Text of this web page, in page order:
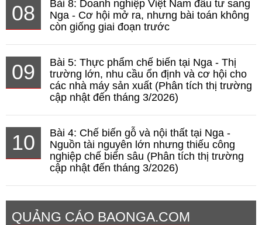
08
Bài 8: Doanh nghiệp Việt Nam đầu tư sang
Nga - Cơ hội mở ra, nhưng bài toán không
còn giống giai đoạn trước
09
Bài 5: Thực phẩm chế biến tại Nga - Thị
trường lớn, nhu cầu ổn định và cơ hội cho
các nhà máy sản xuất (Phân tích thị trường
cập nhật đến tháng 3/2026)
10
Bài 4: Chế biến gỗ và nội thất tại Nga -
Nguồn tài nguyên lớn nhưng thiếu công
nghiệp chế biến sâu (Phân tích thị trường
cập nhật đến tháng 3/2026)
QUẢNG CÁO BAONGA.COM